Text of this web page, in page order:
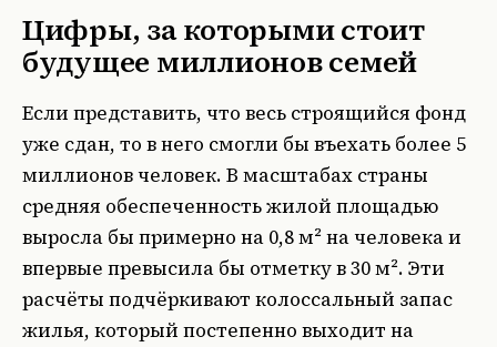
Цифры, за которыми стоит
будущее миллионов семей
Если представить, что весь строящийся фонд
уже сдан, то в него смогли бы въехать более 5
миллионов человек. В масштабах страны
средняя обеспеченность жилой площадью
выросла бы примерно на 0,8 м² на человека и
впервые превысила бы отметку в 30 м². Эти
расчёты подчёркивают колоссальный запас
жилья, который постепенно выходит на